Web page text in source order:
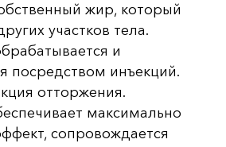
жир, который
участков тела.
и
посредством инъекций.
отторжения.
максимально
сопровождается